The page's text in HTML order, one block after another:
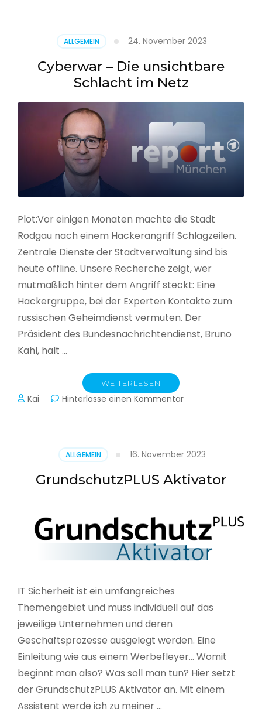
ALLGEMEIN 24. November 2023
Cyberwar – Die unsichtbare
Schlacht im Netz
Plot:Vor einigen Monaten machte die Stadt
Rodgau nach einem Hackerangriff Schlagzeilen.
Zentrale Dienste der Stadtverwaltung sind bis
heute offline. Unsere Recherche zeigt, wer
mutmaßlich hinter dem Angriff steckt: Eine
Hackergruppe, bei der Experten Kontakte zum
russischen Geheimdienst vermuten. Der
Präsident des Bundesnachrichtendienst, Bruno
Kahl, hält …
WEITERLESEN
Kai Hinterlasse einen Kommentarzu
Schlacht
im
Netz
ALLGEMEIN 16. November 2023
GrundschutzPLUS Aktivator
IT Sicherheit ist ein umfangreiches
Themengebiet und muss individuell auf das
jeweilige Unternehmen und deren
Geschäftsprozesse ausgelegt werden. Eine
Einleitung wie aus einem Werbefleyer… Womit
beginnt man also? Was soll man tun? Hier setzt
der GrundschutzPLUS Aktivator an. Mit einem
Assistent werde ich zu meiner …